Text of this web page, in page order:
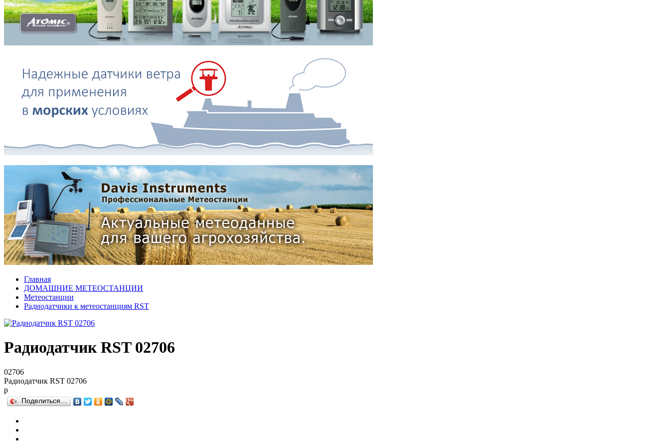
Главная
ДОМАШНИЕ МЕТЕОСТАНЦИИ
Метеостанции
Радиодатчики к метеостанциям RST
Радиодатчик RST 02706
02706
Радиодатчик RST 02706
р
Поделиться…